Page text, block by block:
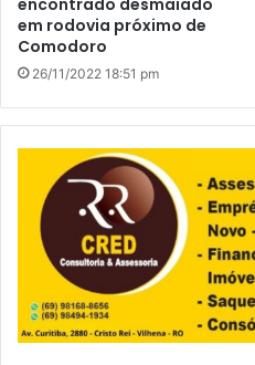
em rodovia próximo de
Comodoro
26/11/2022 18:51 pm